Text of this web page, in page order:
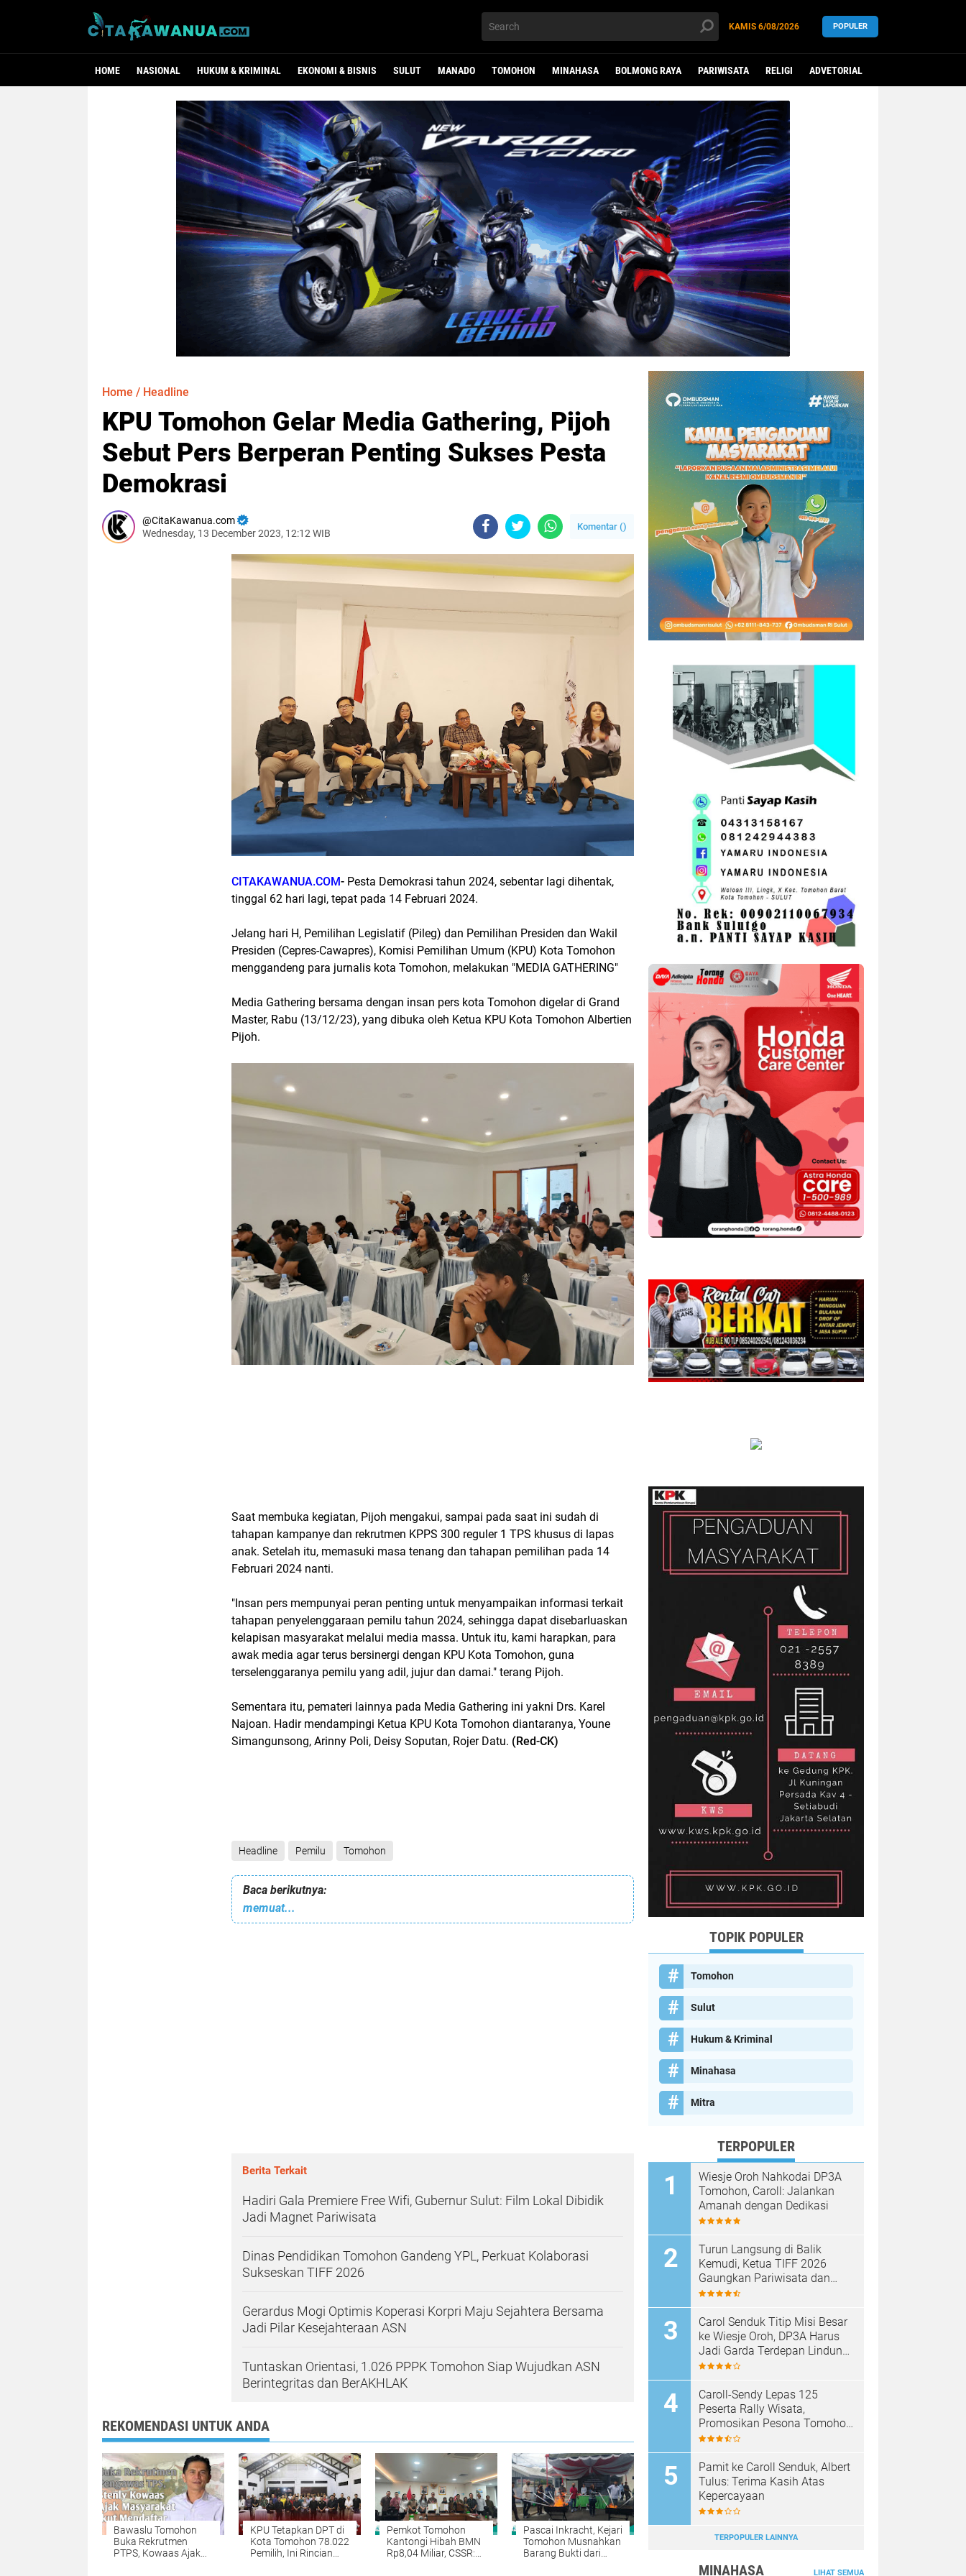
KAMIS 6/08/2026 POPULER
HOME NASIONAL HUKUM & KRIMINAL EKONOMI & BISNIS SULUT MANADO TOMOHON MINAHASA BOLMONG RAYA PARIWISATA RELIGI ADVETORIAL
Home / Headline
KPU Tomohon Gelar Media Gathering, Pijoh
Sebut Pers Berperan Penting Sukses Pesta
Demokrasi
CitaKawanua.com
Wednesday, 13 December 2023, 12:12 WIB
Komentar ()
CITAKAWANUA.COM- Pesta Demokrasi tahun 2024, sebentar lagi dihentak,
tinggal 62 hari lagi, tepat pada 14 Februari 2024.
Jelang hari H, Pemilihan Legislatif (Pileg) dan Pemilihan Presiden dan Wakil
Presiden (Cepres-Cawapres), Komisi Pemilihan Umum (KPU) Kota Tomohon
menggandeng para jurnalis kota Tomohon, melakukan "MEDIA GATHERING"
Media Gathering bersama dengan insan pers kota Tomohon digelar di Grand
Master, Rabu (13/12/23), yang dibuka oleh Ketua KPU Kota Tomohon Albertien
Pijoh.
Saat membuka kegiatan, Pijoh mengakui, sampai pada saat ini sudah di
tahapan kampanye dan rekrutmen KPPS 300 reguler 1 TPS khusus di lapas
anak. Setelah itu, memasuki masa tenang dan tahapan pemilihan pada 14
Februari 2024 nanti.
"Insan pers mempunyai peran penting untuk menyampaikan informasi terkait
tahapan penyelenggaraan pemilu tahun 2024, sehingga dapat disebarluaskan
kelapisan masyarakat melalui media massa. Untuk itu, kami harapkan, para
awak media agar terus bersinergi dengan KPU Kota Tomohon, guna
terselenggaranya pemilu yang adil, jujur dan damai." terang Pijoh.
Sementara itu, pemateri lainnya pada Media Gathering ini yakni Drs. Karel
Najoan. Hadir mendampingi Ketua KPU Kota Tomohon diantaranya, Youne
Simangunsong, Arinny Poli, Deisy Soputan, Rojer Datu. (Red-CK)
Headline Pemilu Tomohon
Baca berikutnya:
memuat...
Berita Terkait
Hadiri Gala Premiere Free Wifi, Gubernur Sulut: Film Lokal Dibidik
Jadi Magnet Pariwisata
Dinas Pendidikan Tomohon Gandeng YPL, Perkuat Kolaborasi
Sukseskan TIFF 2026
Gerardus Mogi Optimis Koperasi Korpri Maju Sejahtera Bersama
Jadi Pilar Kesejahteraan ASN
Tuntaskan Orientasi, 1.026 PPPK Tomohon Siap Wujudkan ASN
Berintegritas dan BerAKHLAK
REKOMENDASI UNTUK ANDA
Bawaslu Tomohon
Buka Rekrutmen
PTPS, Kowaas Ajak
KPU Tetapkan DPT di
Kota Tomohon 78.022
Pemilih, Ini Rincian
Pemkot Tomohon
Kantongi Hibah BMN
Rp8,04 Miliar, CSSR:
Pascai Inkracht, Kejari
Tomohon Musnahkan
Barang Bukti dari
TOPIK POPULER
Tomohon
Sulut
Hukum & Kriminal
Minahasa
Mitra
TERPOPULER
Wiesje Oroh Nahkodai DP3A
Tomohon, Caroll: Jalankan
Amanah dengan Dedikasi
Turun Langsung di Balik
Kemudi, Ketua TIFF 2026
Gaungkan Pariwisata dan
Penghijauan Tomohon
Carol Senduk Titip Misi Besar
ke Wiesje Oroh, DP3A Harus
Jadi Garda Terdepan Lindungi
Perempuan dan Anak
Caroll-Sendy Lepas 125
Peserta Rally Wisata,
Promosikan Pesona Tomohon
Jelang TIFF 2026
Pamit ke Caroll Senduk, Albert
Tulus: Terima Kasih Atas
Kepercayaan
TERPOPULER LAINNYA
MINAHASA LIHAT SEMUA